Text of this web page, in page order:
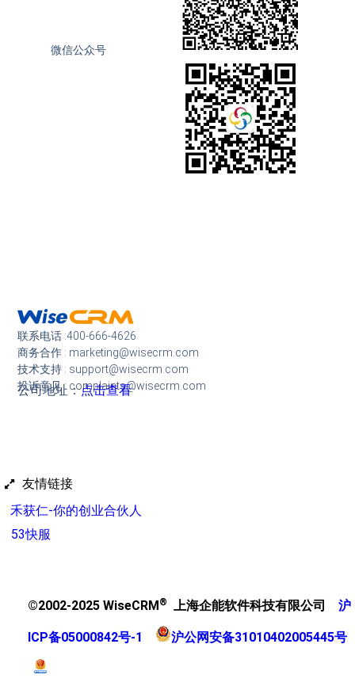
联系电话 :400-666-4626
商务合作 : marketing@wisecrm.com
技术支持 : support@wisecrm.com
投诉意见 : complaints@wisecrm.com
公司地址：点击查看
微信公众号
友情链接
禾获仁-你的创业合伙人
53快服
©2002-2025 WiseCRM ® 上海企能软件科技有限公司 沪
ICP备05000842号-1 沪公网安备31010402005445号